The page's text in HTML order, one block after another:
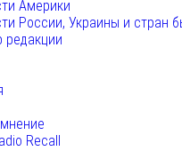
Америки
России, Украины и стран
редакции
Recall